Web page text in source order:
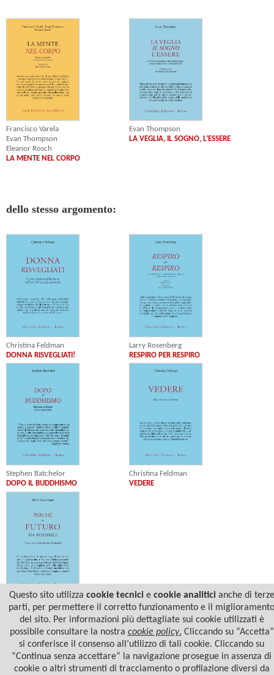
Francisco Varela
Evan Thompson
Eleanor Rosch
LA MENTE NEL CORPO
Evan Thompson
LA VEGLIA, IL SOGNO, L’ESSERE
dello stesso argomento:
Christina Feldman
DONNA RISVEGLIATI!
Larry Rosenberg
RESPIRO PER RESPIRO
Stephen Batchelor
DOPO IL BUDDHISMO
Christina Feldman
VEDERE
Thich Nhat Hanh
PERCHÉ UN FUTURO SIA POSSIBILE
Questo sito utilizza cookie tecnicie cookie analiticianche di terze
parti, per permettere il corretto funzionamento e il miglioramento
del sito. Per informazioni più dettagliate sui cookie utilizzati è
possibile consultare la nostra cookie policy. Cliccando su “Accetta”
si conferisce il consenso all’utilizzo di tali cookie. Cliccando su
“Continua senza accettare” la navigazione prosegue in assenza di
cookie o altri strumenti di tracciamento o profilazione diversi da